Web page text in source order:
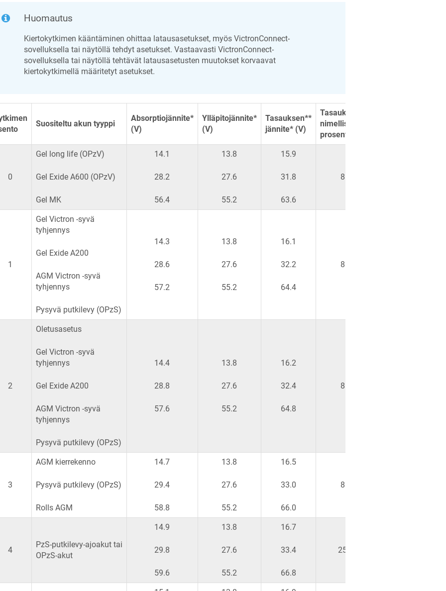
Huomautus
Kiertokytkimen kääntäminen ohittaa latausasetukset, myös VictronConnect-
sovelluksella tai näytöllä tehdyt asetukset. Vastaavasti VictronConnect-
sovelluksella tai näytöllä tehtävät latausasetusten muutokset korvaavat
kiertokytkimellä määritetyt asetukset.
Suositeltu akun tyyppi
Absorptiojännite*
(V)
Ylläpitojännite*
(V)
Tasauksen**
jännite* (V)
Tasauksen**
nimellisvirran
prosenttiosuus
0
Gel long life (OPzV)
Gel Exide A600 (OPzV)
Gel MK
14.1
28.2
56.4
13.8
27.6
55.2
15.9
31.8
63.6
8 %
1
Gel Victron -syvä
tyhjennys
Gel Exide A200
AGM Victron -syvä
tyhjennys
Pysyvä putkilevy (OPzS)
14.3
28.6
57.2
13.8
27.6
55.2
16.1
32.2
64.4
8 %
2
Oletusasetus
Gel Victron -syvä
tyhjennys
Gel Exide A200
AGM Victron -syvä
tyhjennys
Pysyvä putkilevy (OPzS)
14.4
28.8
57.6
13.8
27.6
55.2
16.2
32.4
64.8
8 %
3
AGM kierrekenno
Pysyvä putkilevy (OPzS)
Rolls AGM
14.7
29.4
58.8
13.8
27.6
55.2
16.5
33.0
66.0
8 %
4
PzS-putkilevy-ajoakut tai
OPzS-akut
14.9
29.8
59.6
13.8
27.6
55.2
16.7
33.4
66.8
25 %